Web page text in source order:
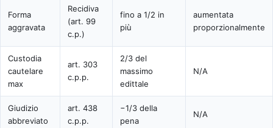
Forma
aggravata
Recidiva
(art. 99
c.p.)
fino a 1/2 in
più
aumentata
proporzionalmente
Custodia
cautelare
max
art. 303
c.p.p.
2/3 del
massimo
edittale
N/A
Giudizio
abbreviato
art. 438
c.p.p.
−1/3 della
pena
N/A